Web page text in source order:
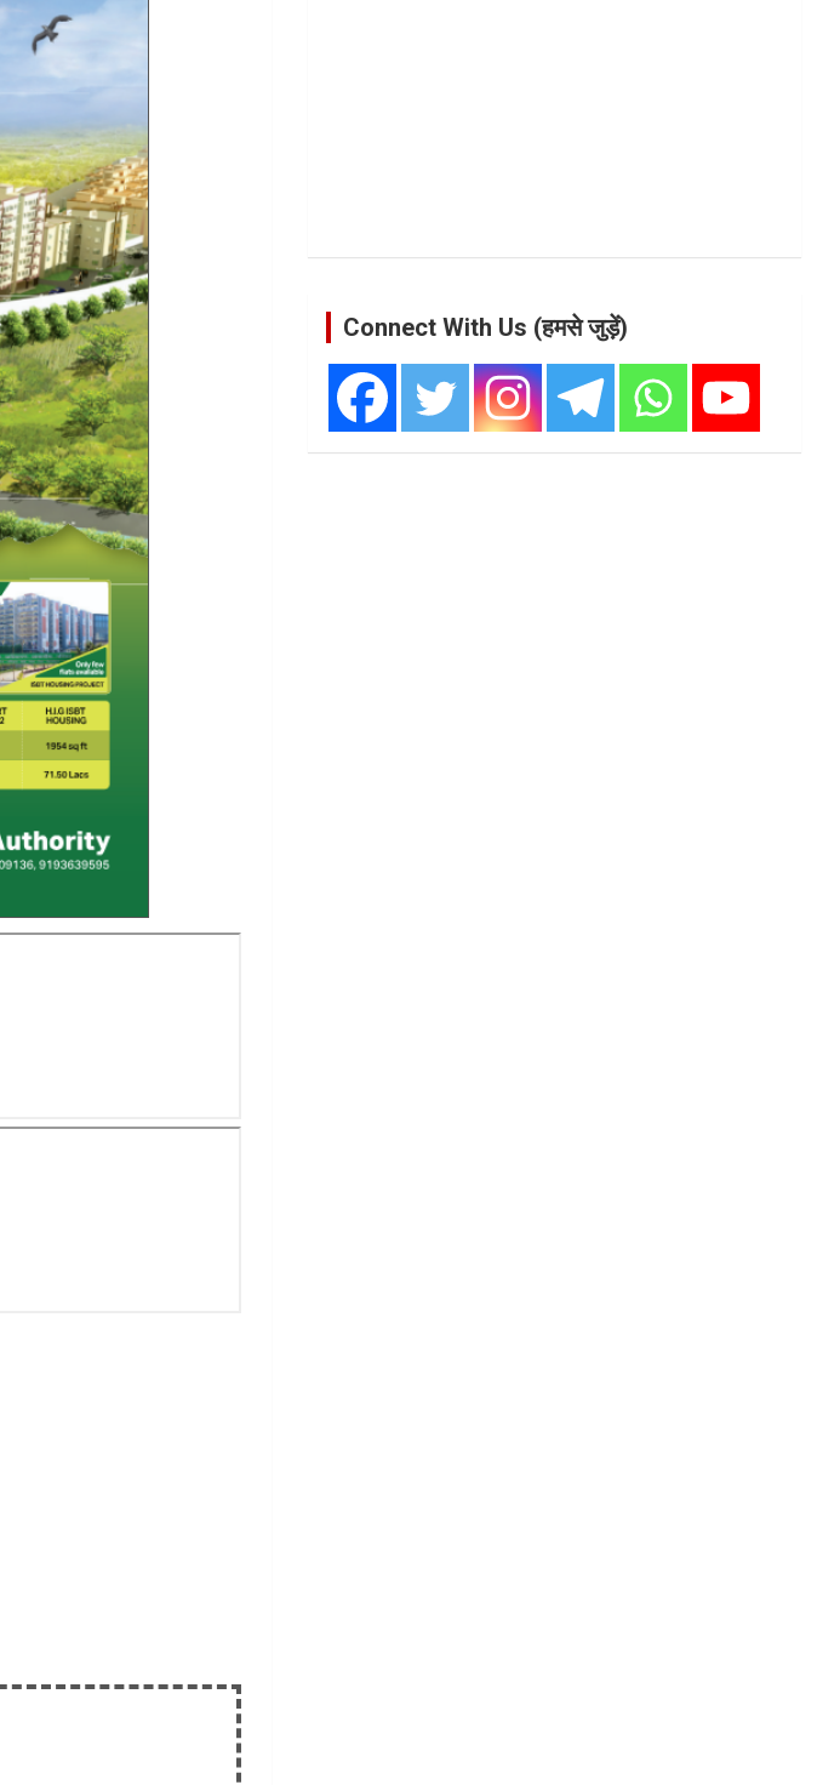
Connect With Us (हमसे जुड़ें)